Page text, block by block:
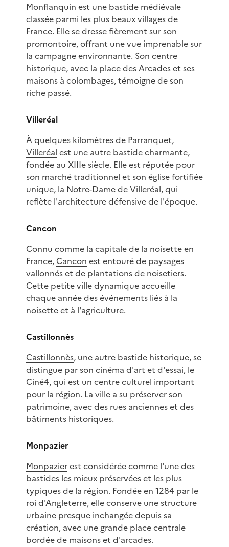
Monflanquin est une bastide médiévale
classée parmi les plus beaux villages de
France. Elle se dresse fièrement sur son
promontoire, offrant une vue imprenable sur
la campagne environnante. Son centre
historique, avec la place des Arcades et ses
maisons à colombages, témoigne de son
riche passé.
Villeréal
À quelques kilomètres de Parranquet,
Villeréal est une autre bastide charmante,
fondée au XIIIe siècle. Elle est réputée pour
son marché traditionnel et son église fortifiée
unique, la Notre-Dame de Villeréal, qui
reflète l'architecture défensive de l'époque.
Cancon
Connu comme la capitale de la noisette en
France, Cancon est entouré de paysages
vallonnés et de plantations de noisetiers.
Cette petite ville dynamique accueille
chaque année des événements liés à la
noisette et à l'agriculture.
Castillonnès
Castillonnès, une autre bastide historique, se
distingue par son cinéma d'art et d'essai, le
Ciné4, qui est un centre culturel important
pour la région. La ville a su préserver son
patrimoine, avec des rues anciennes et des
bâtiments historiques.
Monpazier
Monpazierest considérée comme l'une des
bastides les mieux préservées et les plus
typiques de la région. Fondée en 1284 par le
roi d'Angleterre, elle conserve une structure
urbaine presque inchangée depuis sa
création, avec une grande place centrale
bordée de maisons et d'arcades.